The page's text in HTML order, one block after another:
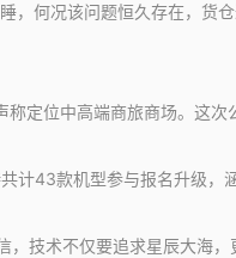
何况该问题恒久存在，货仓
定位中高端商旅商场。这次
计43款机型参与报名升级
技术不仅要追求星辰大海，